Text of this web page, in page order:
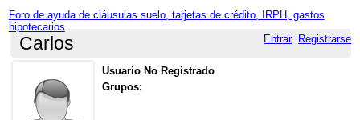
Foro de ayuda de cláusulas suelo, tarjetas de crédito, IRPH, gastos
hipotecarios
Entrar
Registrarse
Carlos
Usuario No Registrado
Grupos: